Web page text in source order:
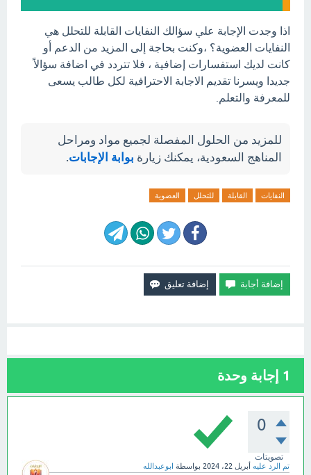
اذا وجدت الإجابة علي سؤالك النفايات القابلة للتحلل هي
النفايات العضوية؟ ،وكنت بحاجة إلى المزيد من الدعم أو
كانت لديك استفسارات إضافية ، فلا تتردد في اضافة سؤالاً
جديدا ويسرنا تقديم الاجابة الاحترافية لكل طالب يسعى
للمعرفة والتعلم.
للمزيد من الحلول المفصلة لجميع مواد ومراحل
المناهج السعودية، يمكنك زيارة بوابة الإجابات.
النفايات القابلة للتحلل العضوية
1 إجابة وحدة
0
تصويتات
تم الرد عليه أبريل 22، 2024 بواسطة ابوعبدالله